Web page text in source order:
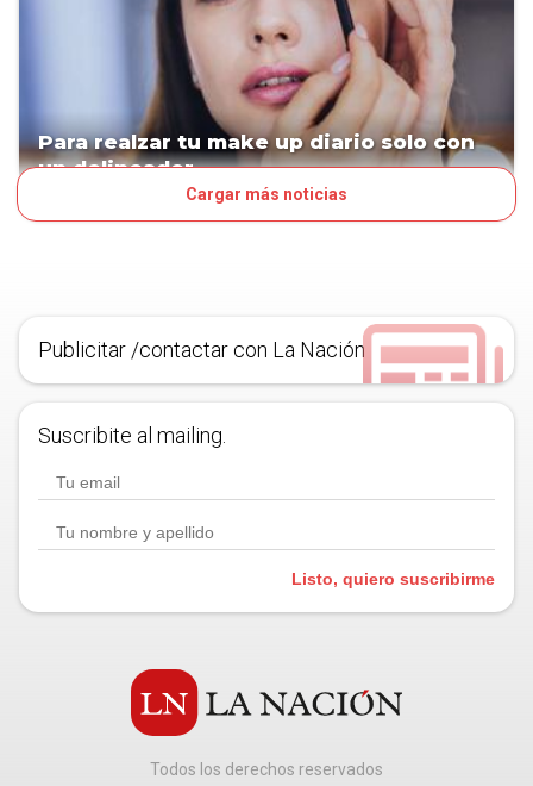
Para realzar tu make up diario solo con
un delineador
Cargar más noticias
Publicitar /contactar con La Nación
Suscribite al mailing.
Listo, quiero suscribirme
Todos los derechos reservados